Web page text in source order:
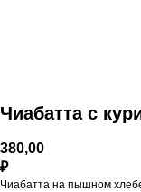
Чиабатта с
380,00
₽
Чиабатта на пышном